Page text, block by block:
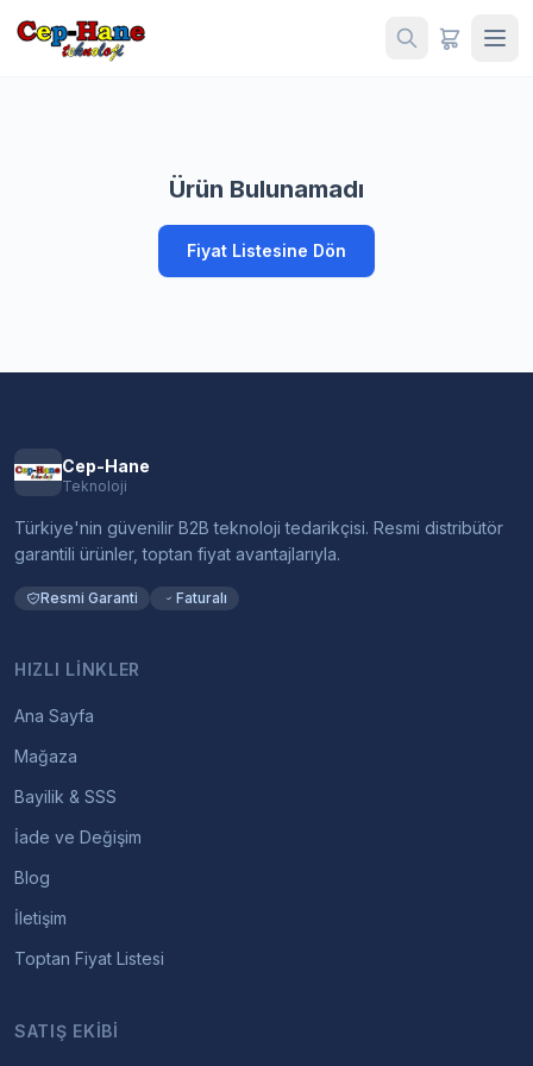
Ürün Bulunamadı
Fiyat Listesine Dön
Cep-Hane
Teknoloji
Türkiye'nin güvenilir B2B teknoloji tedarikçisi. Resmi distribütör
garantili ürünler, toptan fiyat avantajlarıyla.
Resmi Garanti Faturalı
HIZLI LINKLER
Ana Sayfa
Mağaza
Bayilik & SSS
İade ve Değişim
Blog
İletişim
Toptan Fiyat Listesi
SATIŞ EKIBI